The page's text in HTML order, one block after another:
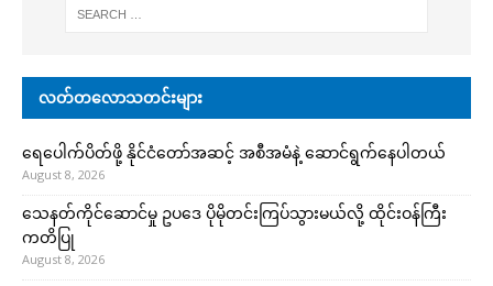
လတ်တလောသတင်းများ
ရေပေါက်ပိတ်ဖို့ နိုင်ငံတော်အဆင့် အစီအမံနဲ့ ဆောင်ရွက်နေပါတယ်
August 8, 2026
သေနတ်ကိုင်ဆောင်မှု ဥပဒေ ပိုမိုတင်းကြပ်သွားမယ်လို့ ထိုင်းဝန်ကြီး
ကတိပြု
August 8, 2026